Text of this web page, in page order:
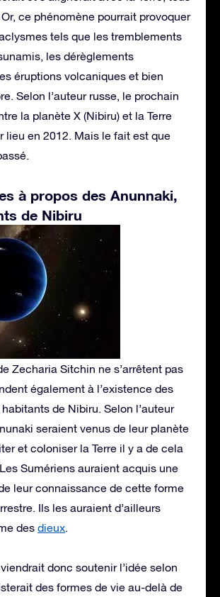
ce phénomène pourrait provoquer
tels que les tremblements
les dérèglements
éruptions volcaniques et bien
Selon l’auteur russe, le prochain
la planète X (Nibiru) et la Terre
lieu en 2012. Mais le fait est que
à propos des Anunnaki,
de Nibiru
Zecharia Sitchin ne s’arrêtent pas
également à l’existence des
de Nibiru. Selon l’auteur
seraient venus de leur planète
et coloniser la Terre il y a de cela
Sumériens auraient acquis une
leur connaissance de cette forme
Ils les auraient d’ailleurs
des dieux.
donc soutenir l’idée selon
des formes de vie au-delà de